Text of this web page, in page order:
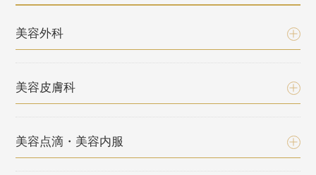
美容外科
美容皮膚科
美容点滴・美容内服